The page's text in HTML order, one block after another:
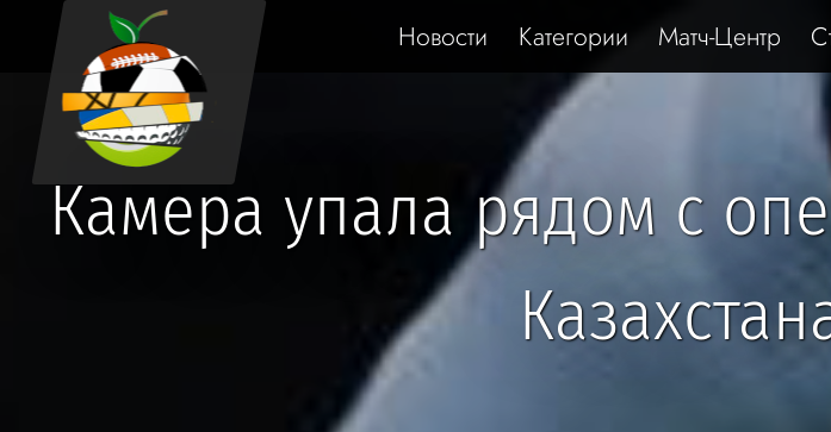
Новости Категории Матч-Центр
Камера упала рядом с